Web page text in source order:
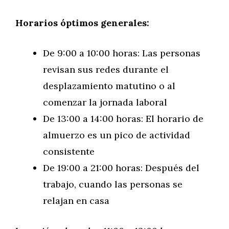
Horarios óptimos generales:
De 9:00 a 10:00 horas: Las personas
revisan sus redes durante el
desplazamiento matutino o al
comenzar la jornada laboral
De 13:00 a 14:00 horas: El horario de
almuerzo es un pico de actividad
consistente
De 19:00 a 21:00 horas: Después del
trabajo, cuando las personas se
relajan en casa